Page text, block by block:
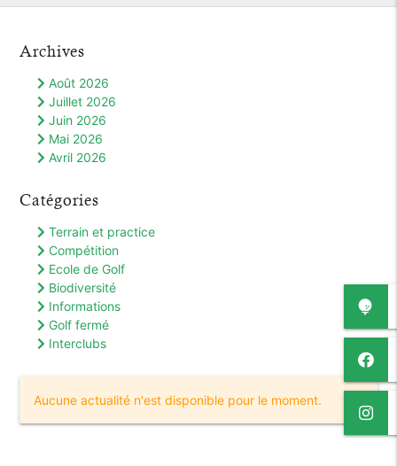
Archives
Août 2026
Juillet 2026
Juin 2026
Mai 2026
Avril 2026
Catégories
Terrain et practice
Compétition
Ecole de Golf
Biodiversité
Informations
Golf fermé
Interclubs
Aucune actualité n'est disponible pour le moment.